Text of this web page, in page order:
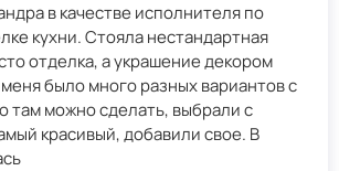
в качестве исполнителя по
кухни. Стояла нестандартная
отделка, а украшение декором
там можно сделать, выбрали с
красивый, добавили свое. В